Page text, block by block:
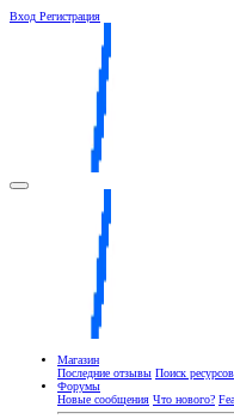
Вход Регистрация
Магазин
Последние отзывы Поиск ресурсов
Форумы
Новые сообщения Что нового?